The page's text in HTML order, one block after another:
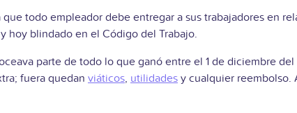
todo empleador debe entregar a sus trabajadores en
hoy blindado en el Código del Trabajo.
parte de todo lo que ganó entre el 1 de diciembre
fuera quedan viáticos, utilidades y cualquier reembolso.